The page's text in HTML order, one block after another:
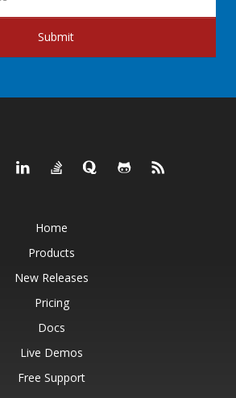
Submit
Home
Products
New Releases
Pricing
Docs
Live Demos
Free Support